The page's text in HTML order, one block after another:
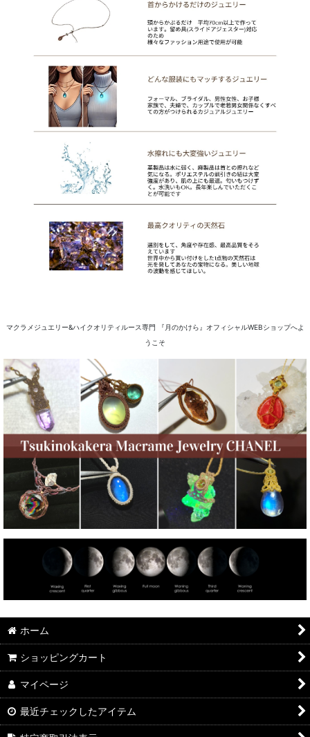
マクラメジュエリー&ハイクオリティルース専門 『月のかけら』オフィシャルWEBショップへよ
うこそ
ホーム
ショッピングカート
マイページ
最近チェックしたアイテム